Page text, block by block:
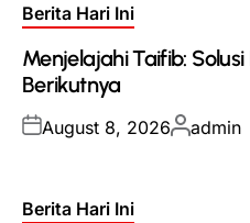
Posted
Berita Hari Ini
Menjelajahi Taifib:
Berikutnya
Posted
August 8, 2026Posted
admin
Posted
Berita Hari Ini